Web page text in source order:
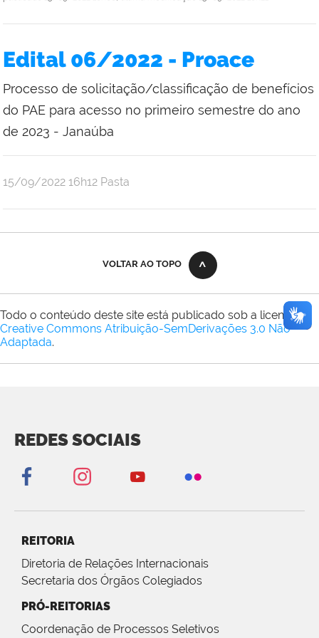
Edital 06/2022 - Proace
Processo de solicitação/classificação de benefícios
do PAE para acesso no primeiro semestre do ano
de 2023 - Janaúba
publicado
15/09/2022 16h12 Pasta
VOLTAR AO TOPO
Todo o conteúdo deste site está publicado sob a licença
Creative Commons Atribuição-SemDerivações 3.0 Não
Adaptada.
REDES SOCIAIS
REITORIA
Diretoria de Relações Internacionais
Secretaria dos Órgãos Colegiados
PRÓ-REITORIAS
Coordenação de Processos Seletivos